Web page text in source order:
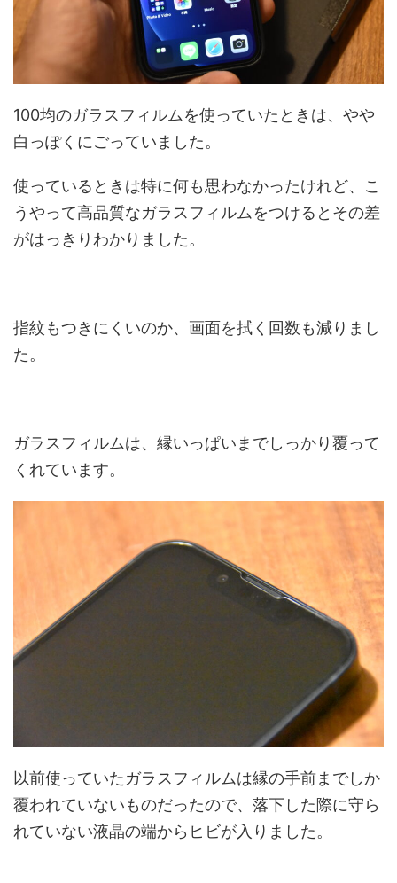
100均のガラスフィルムを使っていたときは、やや
白っぽくにごっていました。
使っているときは特に何も思わなかったけれど、こ
うやって高品質なガラスフィルムをつけるとその差
がはっきりわかりました。
指紋もつきにくいのか、画面を拭く回数も減りまし
た。
ガラスフィルムは、縁いっぱいまでしっかり覆って
くれています。
以前使っていたガラスフィルムは縁の手前までしか
覆われていないものだったので、落下した際に守ら
れていない液晶の端からヒビが入りました。